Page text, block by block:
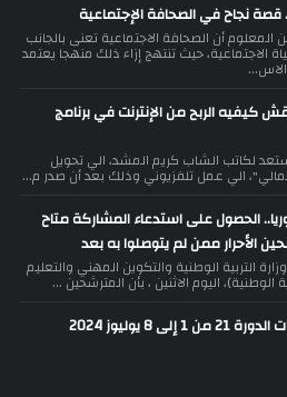
نجاح في الصحافة الإجتماعية
أن الصحافة الاجتماعية تعنى بالجانب
الاجتماعية، حيث تنتهج إزاء ذلك منهجا يعتمد
كيفيه الربح من الإنترنت في برنامج
لكاتب الشاب كريم المشد، الي تحويل
الي عمل تلفزيوني وذلك بعد أن صدر م...
الحصول على استدعاء المشاركة متاح
الأحرار ممن لم يتوصلوا به بعد
التربية الوطنية والتكوين المهني والتعليم
اليوم الاثنين ، بأن المترشحين ...
يوليوز 2024